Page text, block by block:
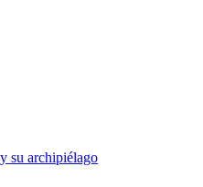
su archipiélago